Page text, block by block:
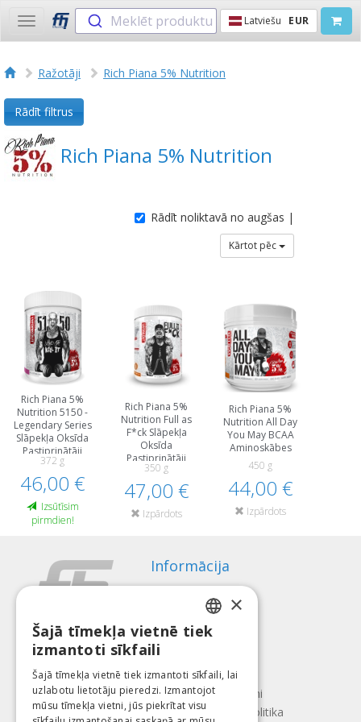
Toggle
navigation
Meklēt produktu Latviešu EUR
Ražotāji Rich Piana 5% Nutrition
Rādīt filtrus
Rich Piana 5% Nutrition
Rādīt noliktavā no augšas |
Kārtot pēc
Rich Piana 5%
Nutrition 5150 -
Legendary Series
Slāpekļa Oksīda
Pastiprinātāji
Pirms Treniņa Un
Еnerģētiķi
372 g
46,00 €
Izsūtīsim
pirmdien!
Rich Piana 5%
Nutrition Full as
F*ck Slāpekļa
Oksīda
Pastiprinātāji
Pirms Treniņa Un
Еnerģētiķi
350 g
47,00 €
Izpārdots
Rich Piana 5%
Nutrition All Day
You May BCAA
Aminoskābes
450 g
44,00 €
Izpārdots
Informācija
Apmaksas veidi
Atteikuma tiesības
Par mums
Kontakti
Lietošanas noteikumi
Konfidencialitātes politika
LATVIAN
LITHUANIAN
ESTONIAN
×
Šajā tīmekļa vietnē tiek
izmantoti sīkfaili
Šajā tīmekļa vietnē tiek izmantoti sīkfaili, lai
uzlabotu lietotāju pieredzi. Izmantojot
mūsu tīmekļa vietni, jūs piekrītat visu